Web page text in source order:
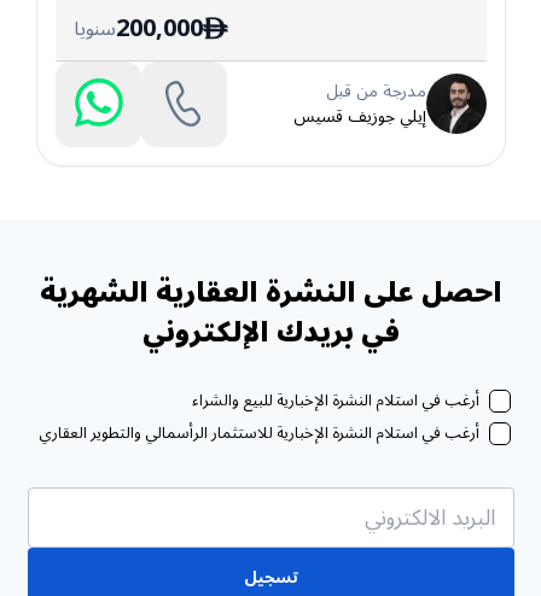
ê
200,000سنويا
مدرجة من قبل
إيلي جوزيف قسيس
احصل على النشرة العقارية الشهرية
في بريدك الإلكتروني
أرغب في استلام النشرة الإخبارية للبيع والشراء
أرغب في استلام النشرة الإخبارية للاستثمار الرأسمالي والتطوير العقاري
تسجيل